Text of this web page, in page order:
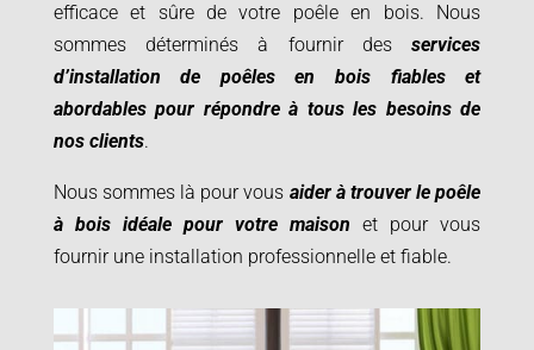
efficace et sûre de votre poêle en bois. Nous
sommes déterminés à fournir desservices
d’installation de poêles en bois fiables et
abordables pour répondre à tous les besoins de
nos clients.
Nous sommes là pour vous aider à trouver le poêle
à bois idéale pour votre maison et pour vous
fournir une installation professionnelle et fiable.